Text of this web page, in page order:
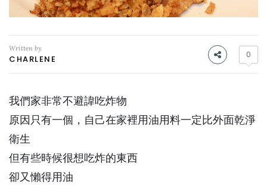
Written by
CHARLENE 0
我們家非常不避諱吃炸物
原因只有一個，自己在家裡用油用料一定比外面乾淨
衛生
但有些時候很想吃炸的東西
卻又懶得用油